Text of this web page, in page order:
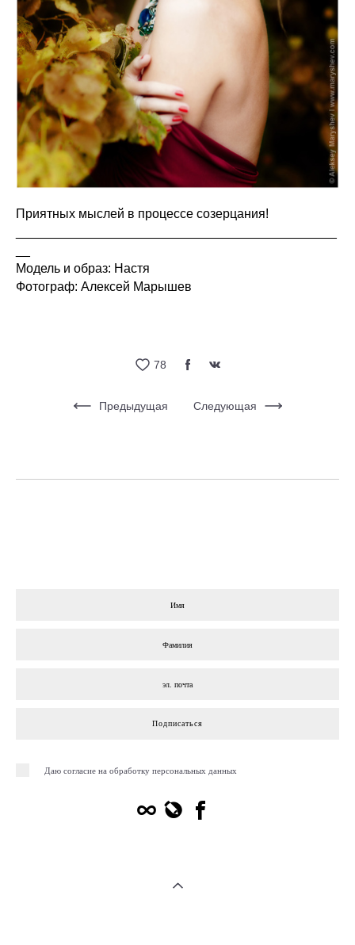
Подписаться
Даю согласие на обработку персональных данных
Приятных мыслей в процессе созерцания!
Модель и образ: Настя
Фотограф: Алексей Марышев
78
Предыдущая Следующая